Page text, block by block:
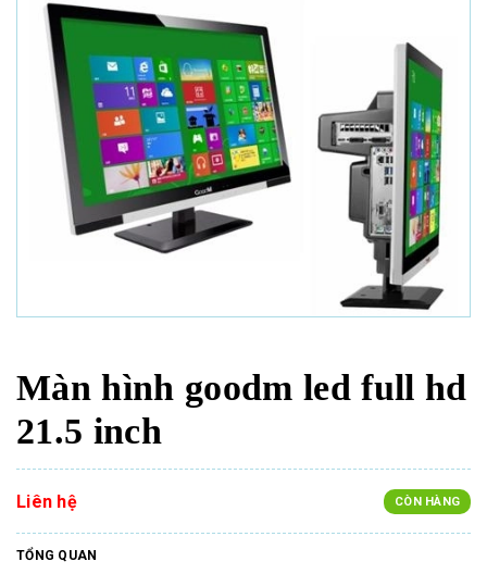
Màn hình goodm led full hd
21.5 inch
Liên hệ CÒN HÀNG
TỔNG QUAN